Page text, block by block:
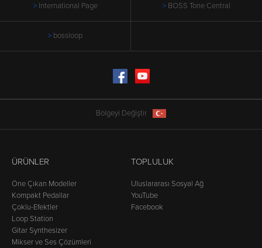
International Page BOSS Tone Central
bossloop
FacebookYouTube
Bölgeyi Değiştir
ÜRÜNLER
Öne Çıkan Modeller
Kompakt Pedallar
Çoklu-Efektler
Loop Station
Gitar Synthesizer
Mikser ve Ses Çözümleri
TOPLULUK
Uluslararası Sosyal Ağ
YouTube
Facebook